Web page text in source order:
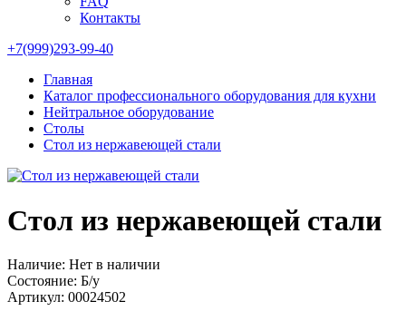
Контакты
+7(999)293-99-40
Главная
Каталог профессионального оборудования для кухни
Нейтральное оборудование
Столы
Стол из нержавеющей стали
Стол из нержавеющей стали
Наличие: Нет в наличии
Состояние: Б/у
Артикул: 00024502